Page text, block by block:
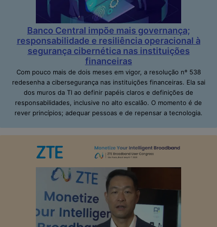
Banco Central impõe mais governança;
responsabilidade e resiliência operacional à
segurança cibernética nas instituições
financeiras
Com pouco mais de dois meses em vigor, a resolução nº 538
redesenha a cibersegurança nas instituições financeiras. Ela sai
dos muros da TI ao definir papéis claros e definições de
responsabilidades, inclusive no alto escalão. O momento é de
rever princípios; adequar pessoas e de repensar a tecnologia.